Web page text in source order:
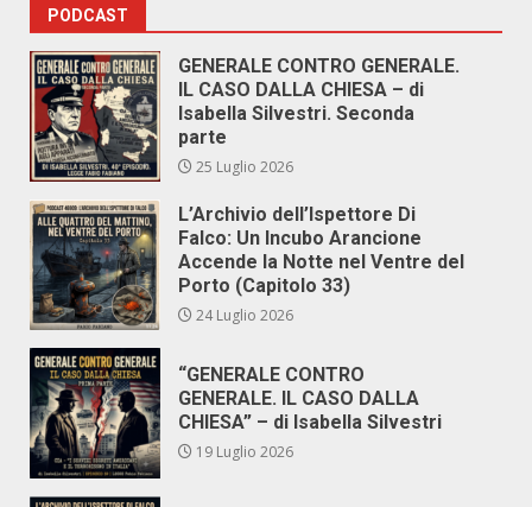
PODCAST
GENERALE CONTRO GENERALE.
IL CASO DALLA CHIESA – di
Isabella Silvestri. Seconda
parte
25 Luglio 2026
L’Archivio dell’Ispettore Di
Falco: Un Incubo Arancione
Accende la Notte nel Ventre del
Porto (Capitolo 33)
24 Luglio 2026
“GENERALE CONTRO
GENERALE. IL CASO DALLA
CHIESA” – di Isabella Silvestri
19 Luglio 2026